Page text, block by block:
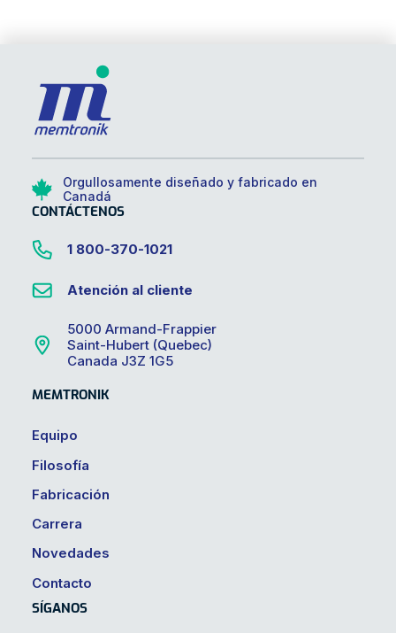
Orgullosamente diseñado y fabricado en
Canadá
CONTÁCTENOS
1 800-370-1021
Atención al cliente
5000 Armand-Frappier
Saint-Hubert (Quebec)
Canada J3Z 1G5
MEMTRONIK
Equipo
Filosofía
Fabricación
Carrera
Novedades
Contacto
SÍGANOS